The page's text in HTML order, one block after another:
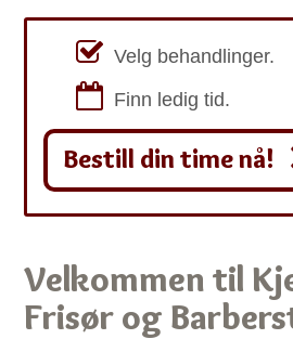
Velg behandlinger.
Finn ledig tid.
Bestill din time nå!
Velkommen til
Frisør og